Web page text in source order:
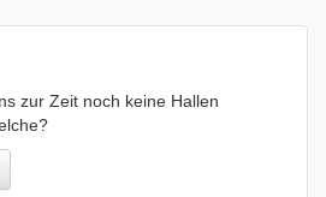
zur Zeit noch keine Hallen